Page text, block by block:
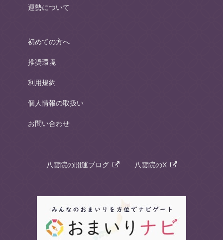
運勢について
初めての方へ
推奨環境
利用規約
個人情報の取扱い
お問い合わせ
八雲院の開運ブログ 八雲院のX